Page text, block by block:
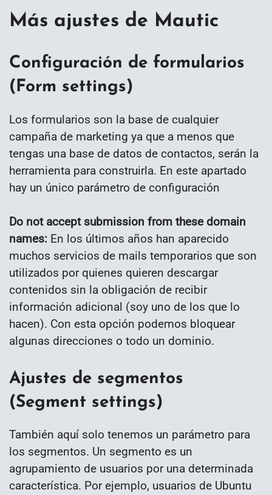
Más ajustes de Mautic
Configuración de formularios
(Form settings)
Los formularios son la base de cualquier
campaña de marketing ya que a menos que
tengas una base de datos de contactos, serán la
herramienta para construirla. En este apartado
hay un único parámetro de configuración
Do not accept submission from these domain
names: En los últimos años han aparecido
muchos servicios de mails temporarios que son
utilizados por quienes quieren descargar
contenidos sin la obligación de recibir
información adicional (soy uno de los que lo
hacen). Con esta opción podemos bloquear
algunas direcciones o todo un dominio.
Ajustes de segmentos
(Segment settings)
También aquí solo tenemos un parámetro para
los segmentos. Un segmento es un
agrupamiento de usuarios por una determinada
característica. Por ejemplo, usuarios de Ubuntu